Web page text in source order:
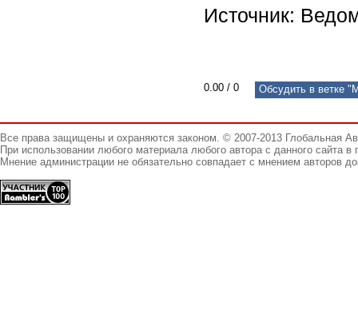
Источник:
0.00 / 0 Обсудить в ветке
Все права защищены и охраняются законом. © 2007-2013 Глобальная
При использовании любого материала любого автора с данного сайта
Мнение администрации не обязательно совпадает с мнением авторов